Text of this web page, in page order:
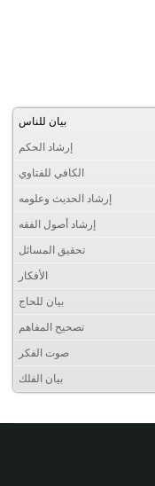
بيان للناس
إرشاد الحكم
الكافي للفتاوي
إرشاد الحديث وعلومه
إرشاد أصول الفقه
تحقيق المسائل
الأفكار
بيان للحاج
تصحيح المفاهم
صوت الفكر
بيان الفلك